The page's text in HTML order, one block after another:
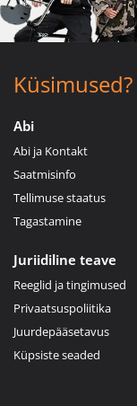
Küsimused?
Abi
Abi ja Kontakt
Saatmisinfo
Tellimuse staatus
Tagastamine
Juriidiline teave
Reeglid ja tingimused
Privaatsuspoliitika
Juurdepääsetavus
Küpsiste seaded